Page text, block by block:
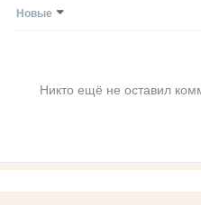
Новые
Никто ещё не оставил